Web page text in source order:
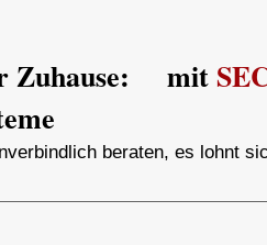
Zuhause: mit
beraten, es lohnt